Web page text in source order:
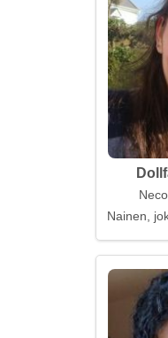
Nainen,